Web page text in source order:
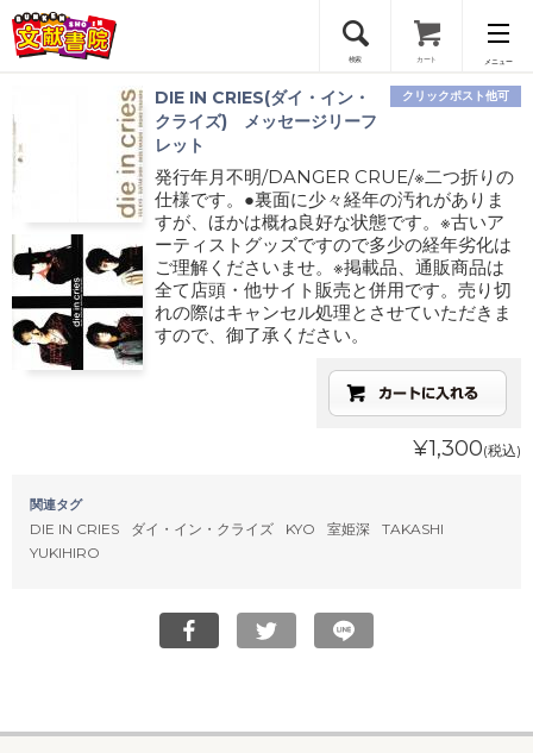
検索 カート メニュー
会員登録
ログイン
クリックポスト他可
DIE IN CRIES(ダイ・イン・
クライズ) メッセージリーフ
レット
発行年月不明/DANGER CRUE/※二つ折りの
仕様です。●裏面に少々経年の汚れがありま
すが、ほかは概ね良好な状態です。※古いア
ーティストグッズですので多少の経年劣化は
ご理解くださいませ。※掲載品、通販商品は
全て店頭・他サイト販売と併用です。売り切
れの際はキャンセル処理とさせていただきま
すので、御了承ください。
¥1,300(税込)
関連タグ
DIE IN CRIES ダイ・イン・クライズ KYO 室姫深
TAKASHI
YUKIHIRO